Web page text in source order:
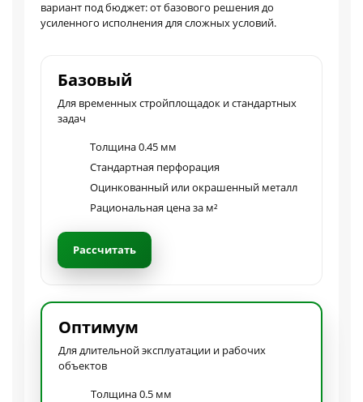
вариант под бюджет: от базового решения до
усиленного исполнения для сложных условий.
Базовый
Для временных стройплощадок и стандартных
задач
Толщина 0.45 мм
Стандартная перфорация
Оцинкованный или окрашенный металл
Рациональная цена за м²
Рассчитать
Оптимум
Для длительной эксплуатации и рабочих
объектов
Толщина 0.5 мм